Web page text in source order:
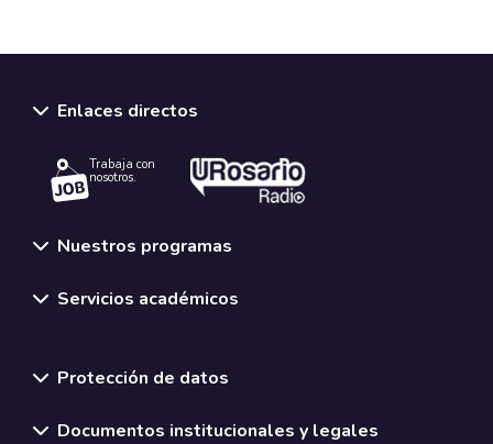
Enlaces directos
Trabaja con
nosotros.
Nuestros programas
Servicios académicos
Protección de datos
Documentos institucionales y legales